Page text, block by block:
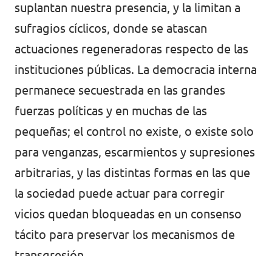
suplantan nuestra presencia, y la limitan a
sufragios cíclicos, donde se atascan
actuaciones regeneradoras respecto de las
instituciones públicas. La democracia interna
permanece secuestrada en las grandes
fuerzas políticas y en muchas de las
pequeñas; el control no existe, o existe solo
para venganzas, escarmientos y supresiones
arbitrarias, y las distintas formas en las que
la sociedad puede actuar para corregir
vicios quedan bloqueadas en un consenso
tácito para preservar los mecanismos de